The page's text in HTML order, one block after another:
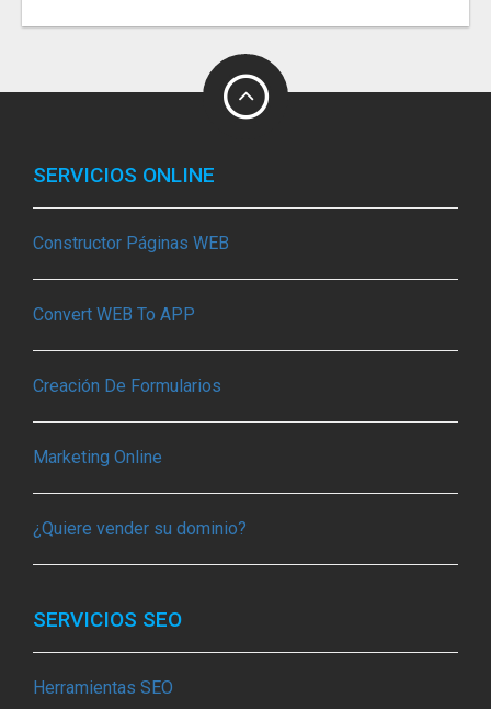
SERVICIOS ONLINE
Constructor Páginas WEB
Convert WEB To APP
Creación De Formularios
Marketing Online
¿Quiere vender su dominio?
SERVICIOS SEO
Herramientas SEO